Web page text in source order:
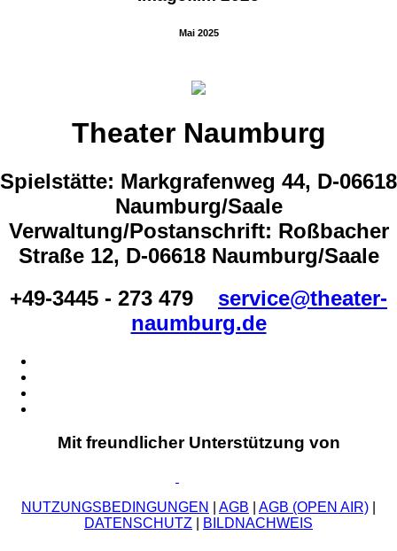
Mai 2025
Theater Naumburg
Spielstätte: Markgrafenweg 44, D-06618
Naumburg/Saale
Verwaltung/Postanschrift: Roßbacher
Straße 12, D-06618 Naumburg/Saale
+49-3445 - 273 479
service@theater-
naumburg.de
Mit freundlicher Unterstützung von
NUTZUNGSBEDINGUNGEN AGB AGB (OPEN AIR)
DATENSCHUTZ
BILDNACHWEIS